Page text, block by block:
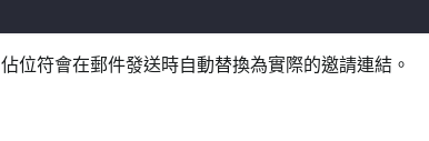
佔位符會在郵件發送時自動替換為實際的邀請連結。